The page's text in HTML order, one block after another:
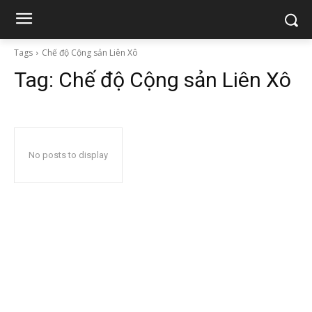
Tags Chế độ Cộng sản Liên Xô
Tag: Chế độ Cộng sản Liên Xô
No posts to display